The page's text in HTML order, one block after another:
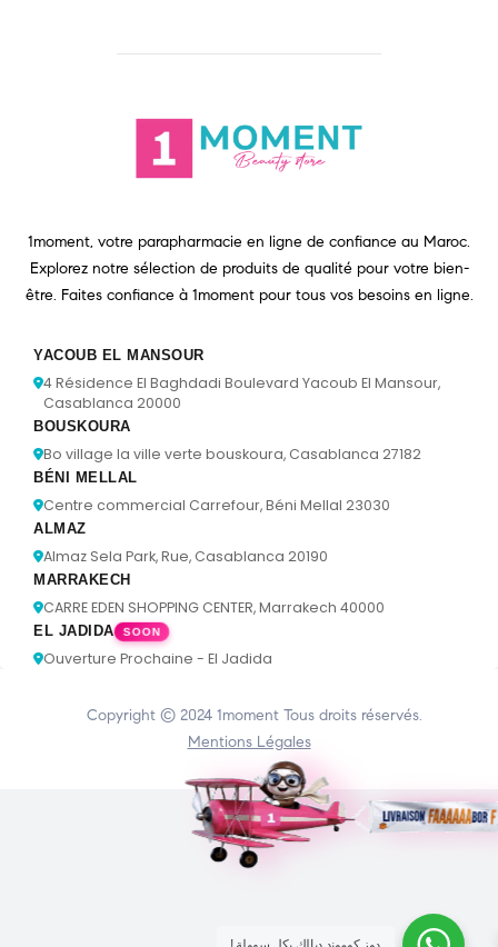
1moment, votre parapharmacie en ligne de confiance au Maroc.
Explorez notre sélection de produits de qualité pour votre bien-
être. Faites confiance à 1moment pour tous vos besoins en ligne.
YACOUB EL MANSOUR
4 Résidence El Baghdadi Boulevard Yacoub El Mansour,
Casablanca 20000
BOUSKOURA
Bo village la ville verte bouskoura, Casablanca 27182
BÉNI MELLAL
Centre commercial Carrefour, Béni Mellal 23030
ALMAZ
Almaz Sela Park, Rue, Casablanca 20190
MARRAKECH
CARRE EDEN SHOPPING CENTER, Marrakech 40000
EL JADIDA SOON
Ouverture Prochaine - El Jadida
Copyright © 2024 1moment Tous droits réservés.
Mentions Légales